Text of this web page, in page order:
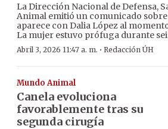
La Dirección Nacional de Defensa,
Animal emitió un comunicado sobre
aparece con Dalia López al
La mujer estuvo prófuga durante
Abril 3, 2026 11:47 a. m. · Redacción ÚH
Mundo Animal
Canela evoluciona
favorablemente tras su
segunda cirugía